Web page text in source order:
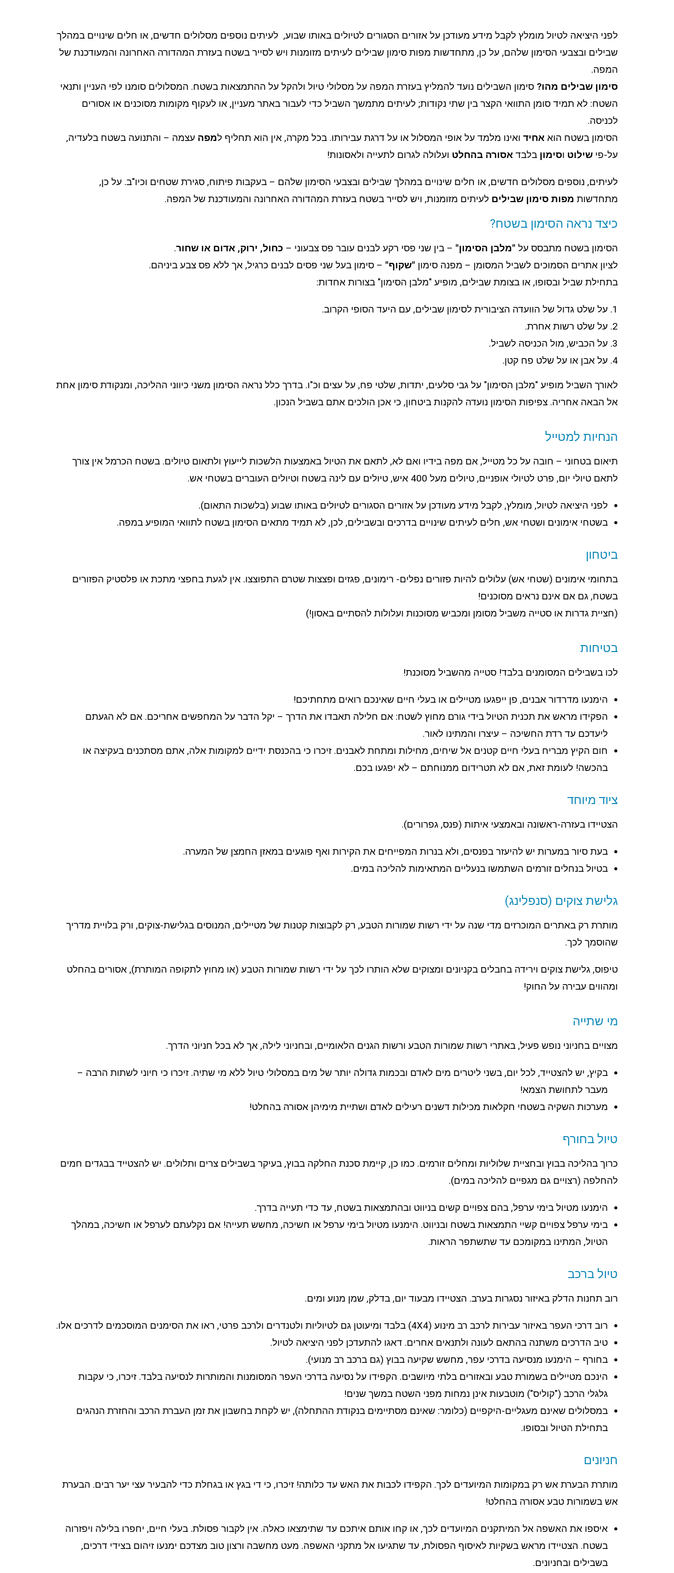
לפני היציאה לטיול מומלץ לקבל מידע מעודכן על אזורים הסגורים לטיולים באותו שבוע, לעיתים נוספים מסלולים חדשים, או חלים שינויים במהלך
שבילים ובצבעי הסימון שלהם, על כן, מתחדשות מפות סימון שבילים לעיתים מזומנות ויש לסייר בשטח בעזרת המהדורה האחרונה והמעודכנת של
המפה.
סימון שבילים מהו? סימון השבילים נועד להמליץ בעזרת המפה על מסלולי טיול ולהקל על ההתמצאות בשטח. המסלולים סומנו לפי העניין ותנאי
השטח: לא תמיד סומן התוואי הקצר בין שתי נקודות; לעיתים מתמשך השביל כדי לעבור באתר מעניין, או לעקוף מקומות מסוכנים או אסורים
לכניסה.
הסימון בשטח הוא אחיד ואינו מלמד על אופי המסלול או על דרגת עבירותו. בכל מקרה, אין הוא תחליף למפה עצמה – והתנועה בשטח בלעדיה,
על-פי שילוט וסימון בלבד אסורה בהחלט ועלולה לגרום לתעייה ולאסונות!
לעיתים, נוספים מסלולים חדשים, או חלים שינויים במהלך שבילים ובצבעי הסימון שלהם – בעקבות פיתוח, סגירת שטחים וכיו"ב. על כן,
מתחדשות מפות סימון שבילים לעיתים מזומנות, ויש לסייר בשטח בעזרת המהדורה האחרונה והמעודכנת של המפה.
כיצד נראה הסימון בשטח?
הסימון בשטח מתבסס על "מלבן הסימון" – בין שני פסי רקע לבנים עובר פס צבעוני – כחול, ירוק, אדום או שחור.
לציון אתרים הסמוכים לשביל המסומן – מפנה סימון "שקוף" – סימון בעל שני פסים לבנים כרגיל, אך ללא פס צבע ביניהם.
בתחילת שביל ובסופו, או בצומת שבילים, מופיע "מלבן הסימון" בצורות אחדות:
על שלט גדול של הוועדה הציבורית לסימון שבילים, עם היעד הסופי הקרוב.
על שלט רשות אחרת.
על הכביש, מול הכניסה לשביל.
על אבן או על שלט פח קטן.
לאורך השביל מופיע "מלבן הסימון" על גבי סלעים, יתדות, שלטי פח, על עצים וכ"ו. בדרך כלל נראה הסימון משני כיווני ההליכה, ומנקודת סימון אחת
אל הבאה אחריה. צפיפות הסימון נועדה להקנות ביטחון, כי אכן הולכים אתם בשביל הנכון.
הנחיות למטייל
תיאום בטחוני – חובה על כל מטייל, אם מפה בידיו ואם לא, לתאם את הטיול באמצעות הלשכות לייעוץ ולתאום טיולים. בשטח הכרמל אין צורך
לתאם טיולי יום, פרט לטיולי אופניים, טיולים מעל 400 איש, טיולים עם לינה בשטח וטיולים העוברים בשטחי אש.
לפני היציאה לטיול, מומלץ, לקבל מידע מעודכן על אזורים הסגורים לטיולים באותו שבוע (בלשכות התאום).
בשטחי אימונים ושטחי אש, חלים לעיתים שינויים בדרכים ובשבילים, לכן, לא תמיד מתאים הסימון בשטח לתוואי המופיע במפה.
ביטחון
בתחומי אימונים (שטחי אש) עלולים להיות פזורים נפלים- רימונים, פגזים ופצצות שטרם התפוצצו. אין לגעת בחפצי מתכת או פלסטיק הפזורים
בשטח, גם אם אינם נראים מסוכנים!
(חציית גדרות או סטייה משביל מסומן ומכביש מסוכנות ועלולות להסתיים באסון!)
בטיחות
לכו בשבילים המסומנים בלבד! סטייה מהשביל מסוכנת!
הימנעו מדרדור אבנים, פן ייפגעו מטיילים או בעלי חיים שאינכם רואים מתחתיכם!
הפקידו מראש את תכנית הטיול בידי גורם מחוץ לשטח: אם חלילה תאבדו את הדרך – יקל הדבר על המחפשים אחריכם. אם לא הגעתם
ליעדכם עד רדת החשיכה – עיצרו והמתינו לאור.
חום הקיץ מבריח בעלי חיים קטנים אל שיחים, מחילות ומתחת לאבנים. זיכרו כי בהכנסת ידיים למקומות אלה, אתם מסתכנים בעקיצה או
בהכשה! לעומת זאת, אם לא תטרידום ממנוחתם – לא יפגעו בכם.
ציוד מיוחד
הצטיידו בעזרה-ראשונה ובאמצעי איתות (פנס, גפרורים).
בעת סיור במערות יש להיעזר בפנסים, ולא בנרות המפייחים את הקירות ואף פוגעים במאזן החמצן של המערה.
בטיול בנחלים זורמים השתמשו בנעליים המתאימות להליכה במים.
גלישת צוקים (סנפלינג)
מותרת רק באתרים המוכרזים מדי שנה על ידי רשות שמורות הטבע, רק לקבוצות קטנות של מטיילים, המנוסים בגלישת-צוקים, ורק בלויית מדריך
שהוסמך לכך.
טיפוס, גלישת צוקים וירידה בחבלים בקניונים ומצוקים שלא הותרו לכך על ידי רשות שמורות הטבע (או מחוץ לתקופה המותרת), אסורים בהחלט
ומהווים עבירה על החוק!
מי שתייה
מצויים בחניוני נופש פעיל, באתרי רשות שמורות הטבע ורשות הגנים הלאומיים, ובחניוני לילה, אך לא בכל חניוני הדרך.
בקיץ, יש להצטייד, לכל יום, בשני ליטרים מים לאדם ובכמות גדולה יותר של מים במסלולי טיול ללא מי שתיה. זיכרו כי חיוני לשתות הרבה –
מעבר לתחושת הצמא!
מערכות השקיה בשטחי חקלאות מכילות דשנים רעילים לאדם ושתיית מימיהן אסורה בהחלט!
טיול בחורף
כרוך בהליכה בבוץ ובחציית שלוליות ומחלים זורמים. כמו כן, קיימת סכנת החלקה בבוץ, בעיקר בשבילים צרים ותלולים. יש להצטייד בבגדים חמים
להחלפה (רצויים גם מגפיים להליכה במים).
הימנעו מטיול בימי ערפל, בהם צפויים קשים בניווט ובהתמצאות בשטח, עד כדי תעייה בדרך.
בימי ערפל צפויים קשיי התמצאות בשטח ובניווט. הימנעו מטיול בימי ערפל או חשיכה, מחשש תעייה! אם נקלעתם לערפל או חשיכה, במהלך
הטיול, המתינו במקומכם עד שתשתפר הראות.
טיול ברכב
רוב תחנות הדלק באיזור נסגרות בערב. הצטיידו מבעוד יום, בדלק, שמן מנוע ומים.
רוב דרכי העפר באיזור עבירות לרכב רב מינוע (4X4) בלבד ומיעוטן גם לטיוליות ולטנדרים ולרכב פרטי, ראו את הסימנים המוסכמים לדרכים אלו.
טיב הדרכים משתנה בהתאם לעונה ולתנאים אחרים. דאגו להתעדכן לפני היציאה לטיול.
בחורף – הימנעו מנסיעה בדרכי עפר, מחשש שקיעה בבוץ (גם ברכב רב מנועי).
הינכם מטיילים בשמורת טבע ובאזורים בלתי מיושבים. הקפידו על נסיעה בדרכי העפר המסומנות והמותרות לנסיעה בלבד. זיכרו, כי עקבות
גלגלי הרכב ("קוליס") מוטבעות אינן נמחות מפני השטח במשך שנים!
במסלולים שאינם מעגליים-היקפיים (כלומר: שאינם מסתיימים בנקודת ההתחלה), יש לקחת בחשבון את זמן העברת הרכב והחזרת הנהגים
בתחילת הטיול ובסופו.
חניונים
מותרת הבערת אש רק במקומות המיועדים לכך. הקפידו לכבות את האש עד כלותה! זיכרו, כי די בגץ או בגחלת כדי להבעיר עצי יער רבים. הבערת
אש בשמורות טבע אסורה בהחלט!
איספו את האשפה אל המיתקנים המיועדים לכך, או קחו אותם איתכם עד שתימצאו כאלה. אין לקבור פסולת. בעלי חיים, יחפרו בלילה ויפזרוה
בשטח. הצטיידו מראש בשקיות לאיסוף הפסולת, עד שתגיעו אל מתקני האשפה. מעט מחשבה ורצון טוב מצדכם ימנעו זיהום בצידי דרכים,
בשבילים ובחניונים.